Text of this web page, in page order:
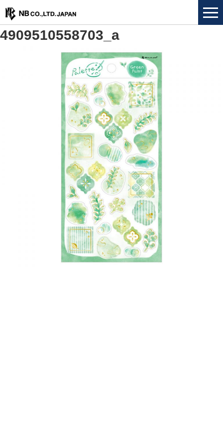
4909510558703_a